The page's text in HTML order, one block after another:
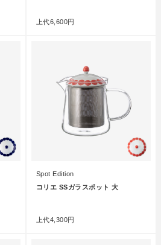
上代6,600円
Spot Edition
コリエ SSガラスポット 大
上代4,300円